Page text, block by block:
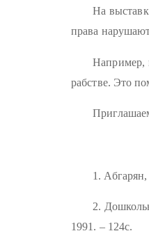
На
права
Например,
рабстве. Это
1.
2.
1991. – 124с.